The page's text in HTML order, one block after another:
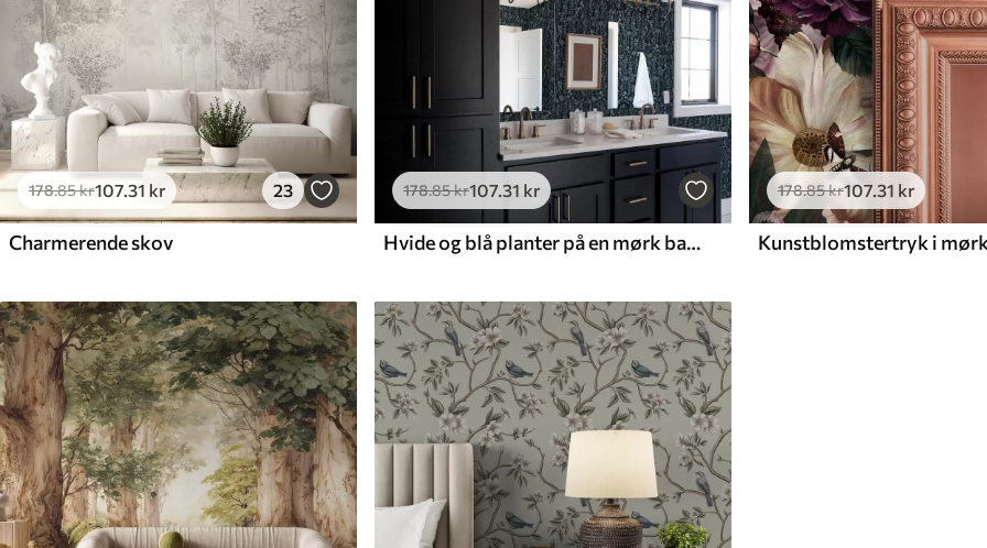
178.85kr107.31 kr 23
Charmerende skov
178.85kr107.31 kr
Hvide og blå planter på en mørk baggrund
178.85kr107.31 kr
Kunstblomstertryk i